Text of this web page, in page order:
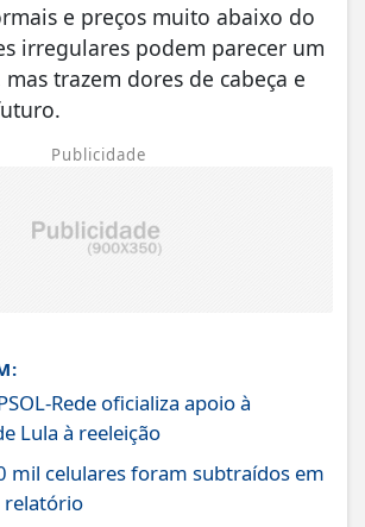
e preços muito abaixo do
irregulares podem parecer um
trazem dores de cabeça e
Publicidade
Rede oficializa apoio à
Lula à reeleição
mil celulares foram subtraídos em
relatório